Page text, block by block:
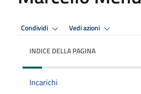
Condividi Vedi azioni
INDICE DELLA PAGINA
Incarichi